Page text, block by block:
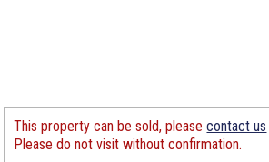
This property can be sold, pleasecontact us
Please do not visit without confirmation.